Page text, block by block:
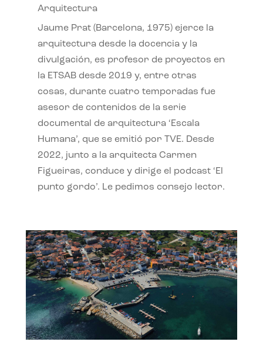
Arquitectura
Jaume Prat (Barcelona, 1975) ejerce la
arquitectura desde la docencia y la
divulgación, es profesor de proyectos en
la ETSAB desde 2019 y, entre otras
cosas, durante cuatro temporadas fue
asesor de contenidos de la serie
documental de arquitectura ‘Escala
Humana’, que se emitió por TVE. Desde
2022, junto a la arquitecta Carmen
Figueiras, conduce y dirige el podcast ‘El
punto gordo’. Le pedimos consejo lector.